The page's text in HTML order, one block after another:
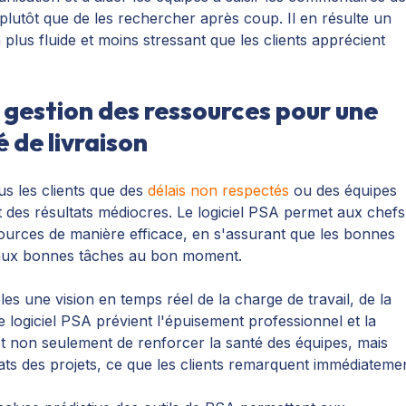
que de les rechercher après coup. Il en résulte un
fluide et moins stressant que les clients apprécient
des ressources pour une
de livraison
les clients que desdélais non respectés ou des équipes
résultats médiocres. Le logiciel PSA permet aux chefs
de manière efficace, en s'assurant que les bonnes
bonnes tâches au bon moment.
une vision en temps réel de la charge de travail, de la
logiciel PSA prévient l'épuisement professionnel et la
non seulement de renforcer la santé des équipes, mais
des projets, ce que les clients remarquent